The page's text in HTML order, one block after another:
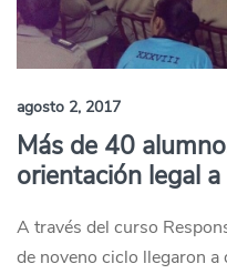
agosto 2, 2017
Más de 40
orientación legal
A través del curso
de noveno ciclo llegaron